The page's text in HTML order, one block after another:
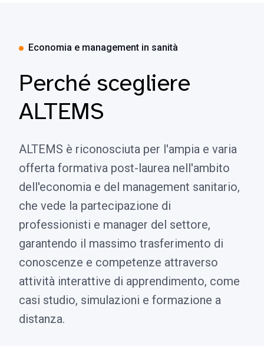
Economia e management in sanità
Perché scegliere
ALTEMS
ALTEMS è riconosciuta per l'ampia e varia
offerta formativa post-laurea nell'ambito
dell'economia e del management sanitario,
che vede la partecipazione di
professionisti e manager del settore,
garantendo il massimo trasferimento di
conoscenze e competenze attraverso
attività interattive di apprendimento, come
casi studio, simulazioni e formazione a
distanza.